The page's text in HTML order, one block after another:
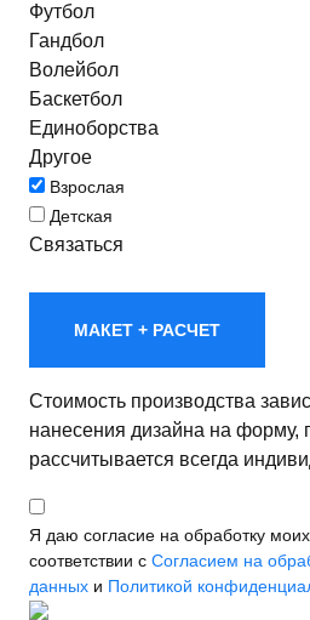
Футбол
Гандбол
Волейбол
Баскетбол
Единоборства
Другое
Взрослая
Детская
Связаться
МАКЕТ + РАСЧЕТ
Стоимость производства
нанесения дизайна на форму,
рассчитывается всегда
Я даю согласие на обработку
соответствии с Согласием на
данных и Политикой